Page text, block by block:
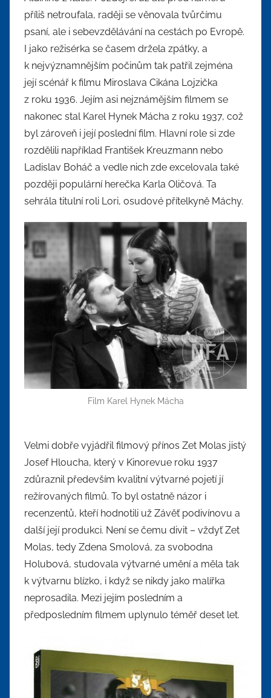
příliš netroufala, raději se věnovala tvůrčímu
psaní, ale i sebevzdělávání na cestách po Evropě.
I jako režisérka se časem držela zpátky, a
k nejvýznamnějším počinům tak patřil zejména
její scénář k filmu Miroslava Cikána Lojzička
z roku 1936. Jejím asi nejznámějším filmem se
nakonec stal Karel Hynek Mácha z roku 1937, což
byl zároveň i její poslední film. Hlavní role si zde
rozdělili například František Kreuzmann nebo
Ladislav Boháč a vedle nich zde excelovala také
později populární herečka Karla Oličová. Ta
sehrála titulní roli Lori, osudové přítelkyně Máchy.
Film Karel Hynek Mácha
Velmi dobře vyjádřil filmový přínos Zet Molas jistý
Josef Hloucha, který v Kinorevue roku 1937
zdůraznil především kvalitní výtvarné pojetí jí
režírovaných filmů. To byl ostatně názor i
recenzentů, kteří hodnotili už Závěť podivínovu a
další její produkci. Není se čemu divit – vždyť Zet
Molas, tedy Zdena Smolová, za svobodna
Holubová, studovala výtvarné umění a měla tak
k výtvarnu blízko, i když se nikdy jako malířka
neprosadila. Mezi jejím posledním a
předposledním filmem uplynulo téměř deset let.